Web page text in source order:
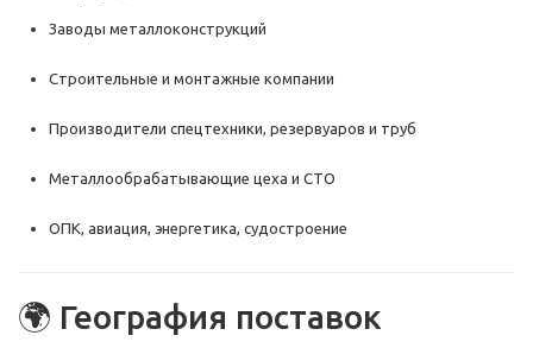
Заводы металлоконструкций
Строительные и монтажные компании
Производители спецтехники, резервуаров и труб
Металлообрабатывающие цеха и СТО
ОПК, авиация, энергетика, судостроение
🌍 География поставок